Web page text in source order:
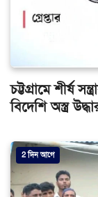
চট্টগ্রামে শীর্ষ
বিদেশি অস্ত্র
2 দিন আগে